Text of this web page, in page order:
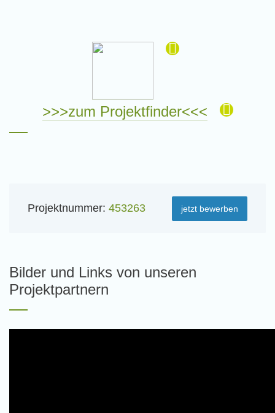
>>>zum Projektfinder<<<
Projektnummer: 453263 jetzt bewerben
Bilder und Links von unseren
Projektpartnern